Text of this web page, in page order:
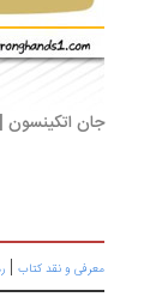
جان اتکینسون | John Atkinson
معرفی و نقد کتاب |